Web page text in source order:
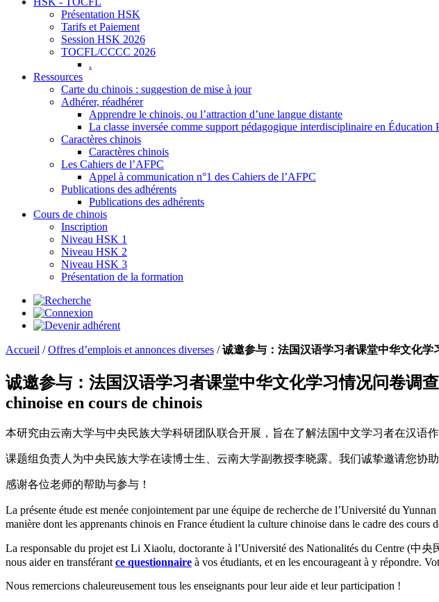
Présentation HSK
Tarifs et Paiement
Session HSK 2026
TOCFL/CCCC 2026
.
Ressources
Carte du chinois : suggestion de mise à jour
Adhérer, réadhérer
Apprendre le chinois, ou l’attraction d’une langue distante
La classe inversée comme support pédagogique interdisciplinaire en Éducation
Caractères chinois
Caractères chinois
Les Cahiers de l’AFPC
Appel à communication n°1 des Cahiers de l’AFPC
Publications des adhérents
Publications des adhérents
Cours de chinois
Inscription
Niveau HSK 1
Niveau HSK 2
Niveau HSK 3
Présentation de la formation
Accueil /Offres d’emplois et annonces diverses /诚邀参与：法国汉语学习者课堂中华文化
诚邀参与：法国汉语学习者课堂中华文化学习情况问卷调
chinoise en cours de chinois
本研究由云南大学与中央民族大学科研团队联合开展，旨在了解法国中文学习者在汉语
课题组负责人为中央民族大学在读博士生、云南大学副教授李晓露。我们诚挚邀请您协
感谢各位老师的帮助与参与！
La présente étude est menée conjointement par une équipe de recherche de l’Université du
manière dont les apprenants chinois en France étudient la culture chinoise dans le cadre des cours
La responsable du projet est Li Xiaolu, doctorante à l’Université des Nationalités du Centre (中
nous aider en transférant ce questionnaire à vos étudiants, et en les encourageant à y répondre.
Nous remercions chaleureusement tous les enseignants pour leur aide et leur participation !